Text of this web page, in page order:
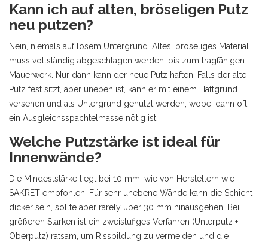
Kann ich auf alten, bröseligen Putz
neu putzen?
Nein, niemals auf losem Untergrund. Altes, bröseliges Material
muss vollständig abgeschlagen werden, bis zum tragfähigen
Mauerwerk. Nur dann kann der neue Putz haften. Falls der alte
Putz fest sitzt, aber uneben ist, kann er mit einem Haftgrund
versehen und als Untergrund genutzt werden, wobei dann oft
ein Ausgleichsspachtelmasse nötig ist.
Welche Putzstärke ist ideal für
Innenwände?
Die Mindeststärke liegt bei 10 mm, wie von Herstellern wie
SAKRET empfohlen. Für sehr unebene Wände kann die Schicht
dicker sein, sollte aber rarely über 30 mm hinausgehen. Bei
größeren Stärken ist ein zweistufiges Verfahren (Unterputz +
Oberputz) ratsam, um Rissbildung zu vermeiden und die